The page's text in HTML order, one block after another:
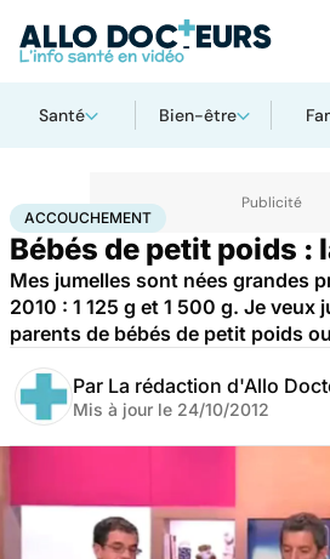
Santé Bien-être
AccueilFamilleGrossesse Accouchement
ACCOUCHEMENT
Bébés de petit poids :
Mes jumelles sont nées grandes
2010 : 1 125 g et 1 500 g. Je veux
parents de bébés de petit poids
Par La rédaction d'Allo
Mis à jour le 24/10/2012